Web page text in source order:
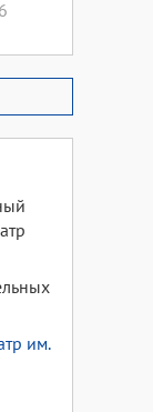
6
им.